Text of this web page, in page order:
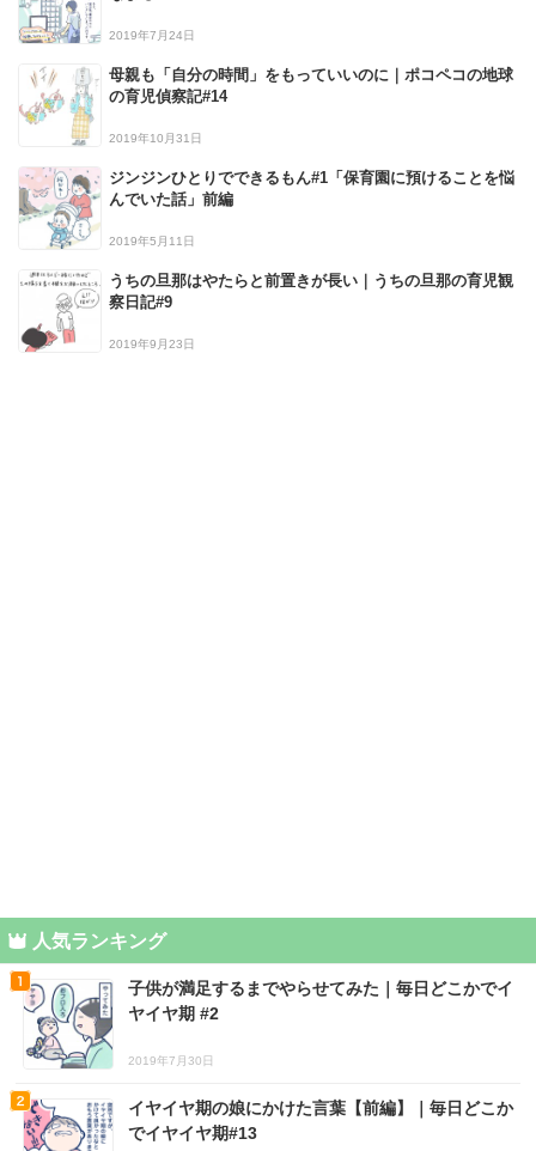
2019年7月24日
母親も「自分の時間」をもっていいのに｜ポコペコの地球
の育児偵察記#14
2019年10月31日
ジンジンひとりでできるもん#1「保育園に預けることを悩
んでいた話」前編
2019年5月11日
うちの旦那はやたらと前置きが長い｜うちの旦那の育児観
察日記#9
2019年9月23日
人気ランキング
子供が満足するまでやらせてみた｜毎日どこかでイ
ヤイヤ期 #2
2019年7月30日
イヤイヤ期の娘にかけた言葉【前編】｜毎日どこか
でイヤイヤ期#13